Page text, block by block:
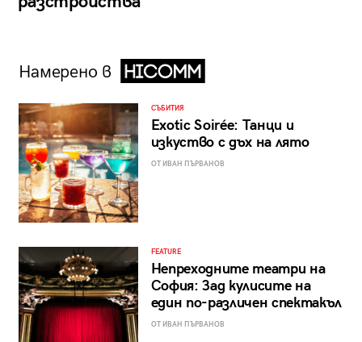
Намерено в
СЪБИТИЯ
Exotic Soirée: Танци и
изкуство с дъх на лято
ОТ ИВАН ПЪРВАНОВ
FEATURE
Непреходните театри на
София: Зад кулисите на
един по-различен спектакъл
ОТ ИВАН ПЪРВАНОВ